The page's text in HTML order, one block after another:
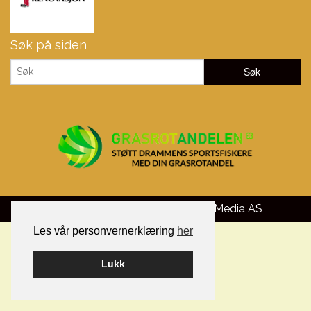
Les vår personvernerklæring her
Lukk
Søk på siden
Smart Media AS